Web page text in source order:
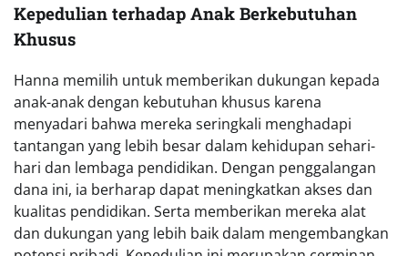
Kepedulian terhadap Anak Berkebutuhan
Khusus
Hanna memilih untuk memberikan dukungan kepada
anak-anak dengan kebutuhan khusus karena
menyadari bahwa mereka seringkali menghadapi
tantangan yang lebih besar dalam kehidupan sehari-
hari dan lembaga pendidikan. Dengan penggalangan
dana ini, ia berharap dapat meningkatkan akses dan
kualitas pendidikan. Serta memberikan mereka alat
dan dukungan yang lebih baik dalam mengembangkan